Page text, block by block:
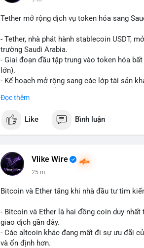
Tether mở rộng dịch vụ token hóa sang
- Tether, nhà phát hành stablecoin USDT,
trường Saudi Arabia.
- Giai đoạn đầu tập trung vào token hóa
lớn).
- Kế hoạch mở rộng sang các lớp tài sản
blockchain.
#binancesquare #cryptonews #usdt
#blockchain
$usdt
#vlikevn #titanbot
📰 Nguồn: CoinDesk
Đọc thêm
Like Bình luận
Vlike Wire
25 m
Bitcoin và Ether tăng khi nhà đầu tư tìm
- Bitcoin và Ether là hai đồng coin duy
giao dịch gần đây.
- Các altcoin khác đang mất đi sự ưu đãi
và ổn định hơn.